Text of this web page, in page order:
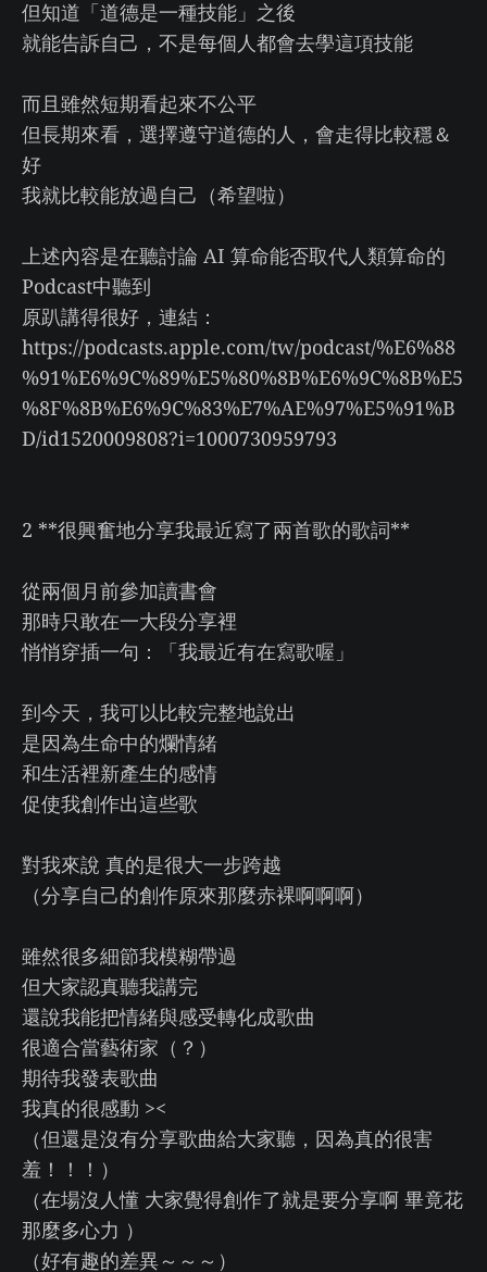
但知道「道德是一種技能」之後
就能告訴自己，不是每個人都會去學這項技能
而且雖然短期看起來不公平
但長期來看，選擇遵守道德的人，會走得比較穩＆
好
我就比較能放過自己（希望啦）
上述內容是在聽討論 AI 算命能否取代人類算命的
Podcast中聽到
原趴講得很好，連結：
https://podcasts.apple.com/tw/podcast/%E6%88
%91%E6%9C%89%E5%80%8B%E6%9C%8B%E5
%8F%8B%E6%9C%83%E7%AE%97%E5%91%B
D/id1520009808?i=1000730959793
2 **很興奮地分享我最近寫了兩首歌的歌詞**
從兩個月前參加讀書會
那時只敢在一大段分享裡
悄悄穿插一句：「我最近有在寫歌喔」
到今天，我可以比較完整地說出
是因為生命中的爛情緒
和生活裡新產生的感情
促使我創作出這些歌
對我來說 真的是很大一步跨越
（分享自己的創作原來那麼赤裸啊啊啊）
雖然很多細節我模糊帶過
但大家認真聽我講完
還說我能把情緒與感受轉化成歌曲
很適合當藝術家（？）
期待我發表歌曲
我真的很感動 ><
（但還是沒有分享歌曲給大家聽，因為真的很害
羞！！！）
（在場沒人懂 大家覺得創作了就是要分享啊 畢竟花
那麼多心力 ）
（好有趣的差異～～～）